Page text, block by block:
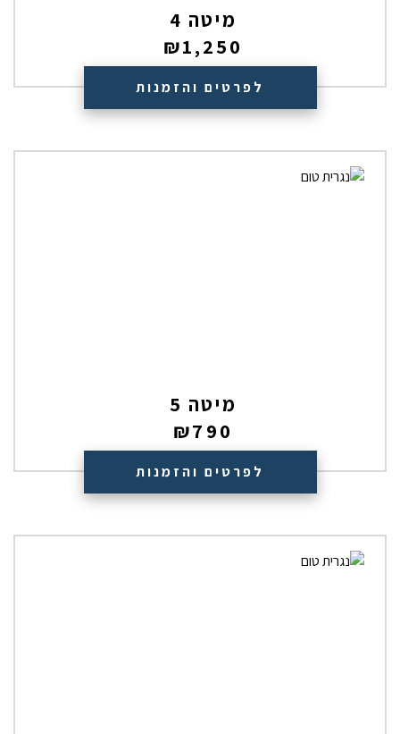
מיטה 4
₪1,250
לפרטים והזמנות
מיטה 5
₪790
לפרטים והזמנות